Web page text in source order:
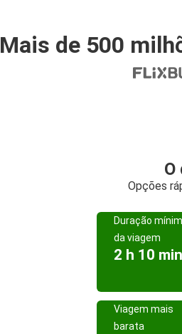
Mais de 500
O
Opções
Duração
da viagem
2 h 10 min
Viagem mais
barata